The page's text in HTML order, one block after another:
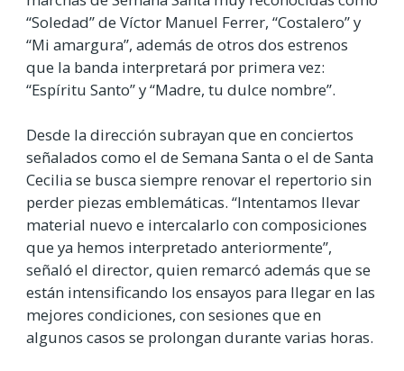
“Soledad” de Víctor Manuel Ferrer, “Costalero” y
“Mi amargura”, además de otros dos estrenos
que la banda interpretará por primera vez:
“Espíritu Santo” y “Madre, tu dulce nombre”.
Desde la dirección subrayan que en conciertos
señalados como el de Semana Santa o el de Santa
Cecilia se busca siempre renovar el repertorio sin
perder piezas emblemáticas. “Intentamos llevar
material nuevo e intercalarlo con composiciones
que ya hemos interpretado anteriormente”,
señaló el director, quien remarcó además que se
están intensificando los ensayos para llegar en las
mejores condiciones, con sesiones que en
algunos casos se prolongan durante varias horas.